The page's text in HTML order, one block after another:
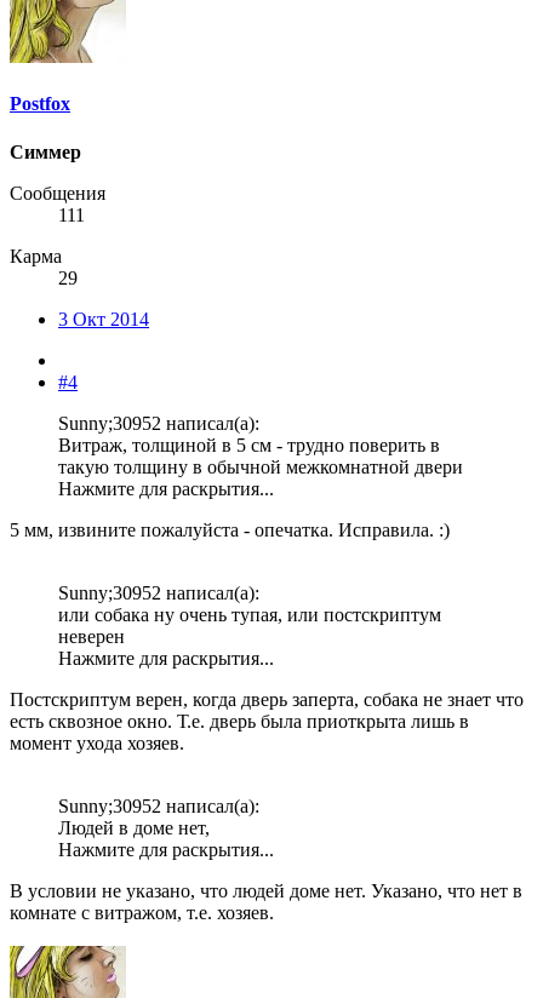
Postfox
Симмер
Сообщения
111
Карма
29
3 Окт 2014
#4
Sunny;30952 написал(а):
Витраж, толщиной в 5 см - трудно поверить в
такую толщину в обычной межкомнатной двери
Нажмите для раскрытия...
5 мм, извините пожалуйста - опечатка. Исправила. :)
Sunny;30952 написал(а):
или собака ну очень тупая, или постскриптум
неверен
Нажмите для раскрытия...
Постскриптум верен, когда дверь заперта, собака не знает что
есть сквозное окно. Т.е. дверь была приоткрыта лишь в
момент ухода хозяев.
Sunny;30952 написал(а):
Людей в доме нет,
Нажмите для раскрытия...
В условии не указано, что людей доме нет. Указано, что нет в
комнате с витражом, т.е. хозяев.